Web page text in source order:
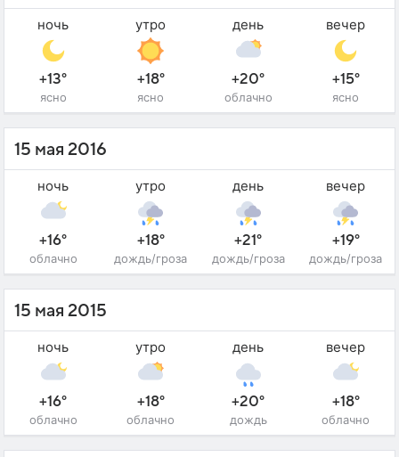
ночь
+13°
ясно
утро
+18°
ясно
день
+20°
облачно
вечер
+15°
ясно
15 мая 2016
ночь
+16°
облачно
утро
+18°
дождь/гроза
день
+21°
дождь/гроза
вечер
+19°
дождь/гроза
15 мая 2015
ночь
+16°
облачно
утро
+18°
облачно
день
+20°
дождь
вечер
+18°
облачно